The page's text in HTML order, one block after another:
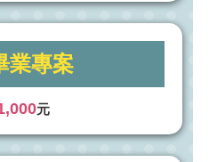
業專案
元